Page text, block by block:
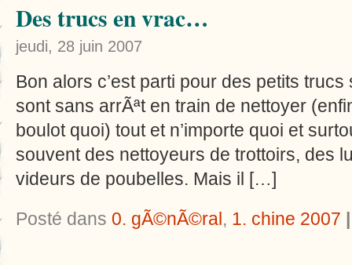
Des trucs en vrac…
jeudi, 28 juin 2007
Bon alors c’est parti pour des petits
sont sans arrÃªt en train de nettoyer
boulot quoi) tout et n’importe quoi et
souvent des nettoyeurs de trottoirs, des
videurs de poubelles. Mais il […]
Posté dans 0. gÃ©nÃ©ral, 1. chine 2007 |